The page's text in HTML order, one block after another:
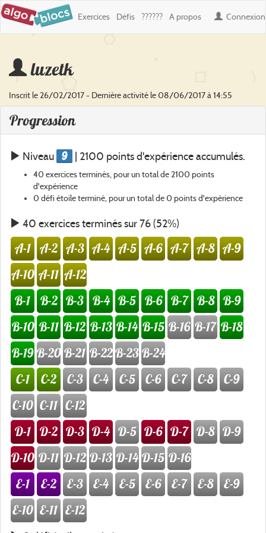
Connexion
Exercices Défis ?????? A propos
luzetk
Inscrit le 26/02/2017 - Dernière activité le 08/06/2017 à 14:55
Progression
Niveau 9 | 2100 points d'expérience accumulés.
40 exercices terminés, pour un total de 2100 points
d'expérience
0 défi étoile terminé, pour un total de 0 points d'expérience
40 exercices terminés sur 76 (52%)
A-1 A-2 A-3 A-4 A-5 A-6 A-7 A-8 A-9
A-10 A-11 A-12
B-1
B-2 B-3 B-4 B-5 B-6 B-7 B-8 B-9
B-10 B-11 B-12 B-13 B-14 B-15 B-16 B-17 B-18
B-19 B-20 B-21 B-22B-23B-24
C-1
C-2 C-3 C-4 C-5 C-6 C-7 C-8
C-9
C-10 C-11 C-12
D-1 D-2 D-3 D-4 D-5 D-6 D-7 D-8 D-9
D-10 D-11 D-12 D-13 D-14 D-15 D-16
E-1
E-2 E-3 E-4 E-5 E-6 E-7 E-8
E-9
E-10 E-11 E-12